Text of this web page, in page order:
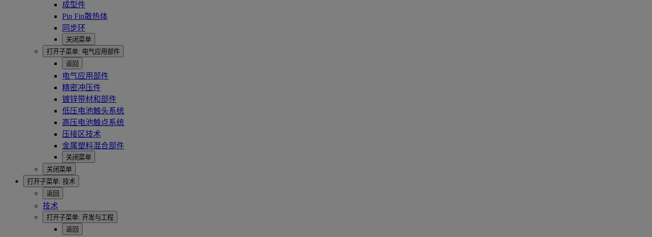
成型件
Pin Fin散热体
同步环
关闭菜单
打开子菜单: 电气应用部件
返回
电气应用部件
精密冲压件
镀锌带材和部件
低压电池触头系统
高压电池触点系统
压接区技术
金属塑料混合部件
关闭菜单
关闭菜单
打开子菜单: 技术
返回
技术
打开子菜单: 开发与工程
返回